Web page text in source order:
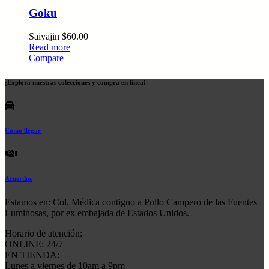
Goku
Saiyajin $60.00
Read more
Compare
¡Explora nuestras colecciones y compra en línea!
Cómo llegar
Acuerdos
Estamos en: Col. Médica contiguo a Pollo Campero de las Fuentes
Luminosas, por ex embajada de Estados Unidos.
Horario de atención:
ONLINE: 24/7
EN TIENDA:
Lunes a viernes de 10am a 9pm